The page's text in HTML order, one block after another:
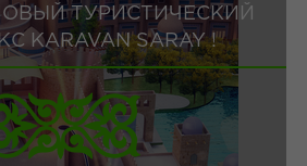
ТУРИСТИЧЕСКИЙ
KARAVAN SARAY !